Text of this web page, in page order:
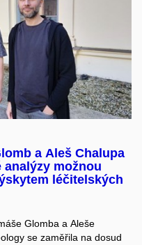
a Aleš Chalupa
možnou
léčitelských
Glomba a Aleše
se zaměřila na dosud